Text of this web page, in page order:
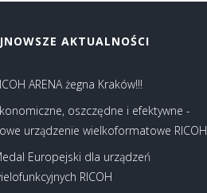
AKTUALNOŚCI
ARENA żegna Kraków!!!
oszczędne i efektywne -
urządzenie wielkoformatowe RICOH
Europejski dla urządzeń
RICOH